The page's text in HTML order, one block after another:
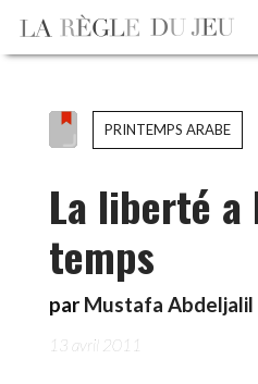
PRINTEMPS ARABE
La liberté a
temps
par Mustafa Abdeljalil
13 avril 2011